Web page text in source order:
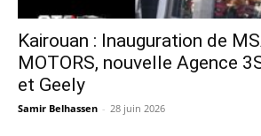
Kairouan : Inauguration de
MOTORS, nouvelle Agence
et Geely
Samir Belhassen - 28 juin 2026